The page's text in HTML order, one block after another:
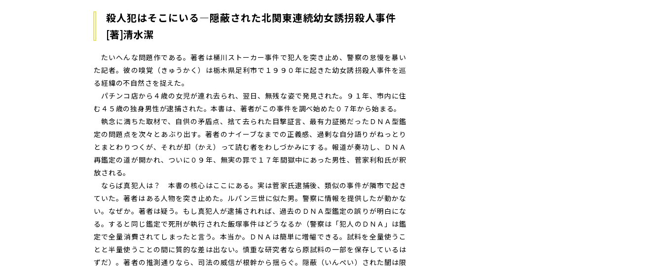
殺人犯はそこにいる―隠蔽された北関東連続幼女誘拐殺人事件
[著]清水潔
たいへんな問題作である。著者は桶川ストーカー事件で犯人を突き止め、警察の怠慢を暴い
た記者。彼の嗅覚（きゅうかく）は栃木県足利市で１９９０年に起きた幼女誘拐殺人事件を巡
る経緯の不自然さを捉えた。
パチンコ店から４歳の女児が連れ去られ、翌日、無残な姿で発見された。９１年、市内に住
む４５歳の独身男性が逮捕された。本書は、著者がこの事件を調べ始めた０７年から始まる。
執念に満ちた取材で、自供の矛盾点、捨て去られた目撃証言、最有力証拠だったＤＮＡ型鑑
定の問題点を次々とあぶり出す。著者のナイーブなまでの正義感、過剰な自分語りがねっとり
とまとわりつくが、それが却（かえ）って読む者をわしづかみにする。報道が奏功し、ＤＮＡ
再鑑定の道が開かれ、ついに０９年、無実の罪で１７年間獄中にあった男性、菅家利和氏が釈
放される。
ならば真犯人は？ 本書の核心はここにある。実は菅家氏逮捕後、類似の事件が隣市で起き
ていた。著者はある人物を突き止めた。ルパン三世に似た男。警察に情報を提供したが動かな
い。なぜか。著者は疑う。もし真犯人が逮捕されれば、過去のＤＮＡ型鑑定の誤りが明白にな
る。すると同じ鑑定で死刑が執行された飯塚事件はどうなるか（警察は「犯人のＤＮＡ」は鑑
定で全量消費されてしまったと言う。本当か。ＤＮＡは簡単に増幅できる。試料を全量使うこ
とと半量使うことの間に質的な差は出ない。慎重な研究者なら原試料の一部を保存しているは
ずだ）。著者の推測通りなら、司法の威信が根幹から揺らぐ。隠蔽（いんぺい）された闇は限